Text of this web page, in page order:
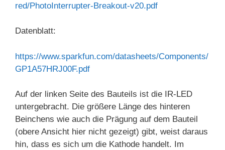
red/PhotoInterrupter-Breakout-v20.pdf
Datenblatt:
https://www.sparkfun.com/datasheets/Components/
GP1A57HRJ00F.pdf
Auf der linken Seite des Bauteils ist die IR-LED
untergebracht. Die größere Länge des hinteren
Beinchens wie auch die Prägung auf dem Bauteil
(obere Ansicht hier nicht gezeigt) gibt, weist daraus
hin, dass es sich um die Kathode handelt. Im